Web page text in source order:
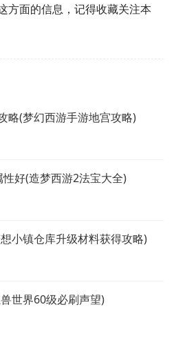
方面的信息，记得收藏关注本
略(梦幻西游手游地宫攻略)
好(造梦西游2法宝大全)
小镇仓库升级材料获得攻略)
世界60级必刷声望)